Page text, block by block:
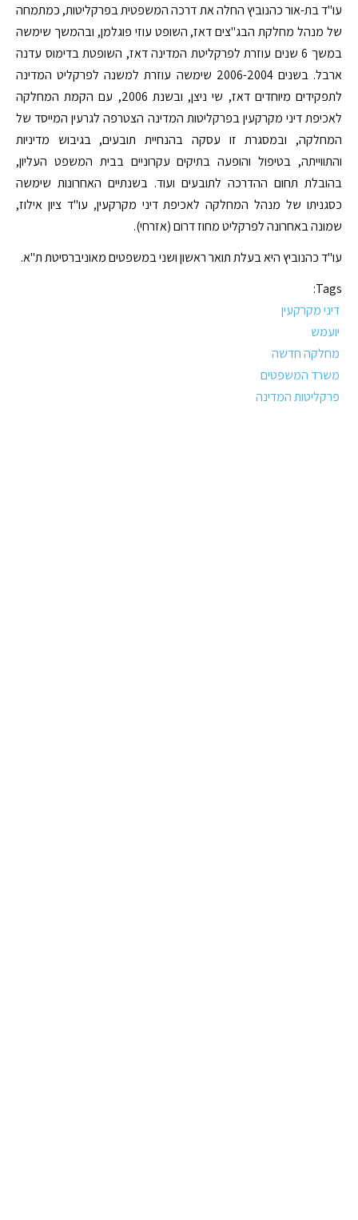
עו"ד בת-אור כהנוביץ החלה את דרכה המשפטית בפרקליטות, כמתמחה
של מנהל מחלקת הבג"צים דאז, השופט עוזי פוגלמן, ובהמשך שימשה
במשך 6 שנים עוזרת לפרקליטת המדינה דאז, השופטת בדימוס עדנה
ארבל. בשנים 2006-2004 שימשה עוזרת למשנה לפרקליט המדינה
לתפקידים מיוחדים דאז, שי ניצן, ובשנת 2006, עם הקמת המחלקה
לאכיפת דיני מקרקעין בפרקליטות המדינה הצטרפה לגרעין המייסד של
המחלקה, ובמסגרת זו עסקה בהנחיית תובעים, בגיבוש מדיניות
והתווייתה, בטיפול והופעה בתיקים עקרוניים בבית המשפט העליון,
בהובלת תחום ההדרכה לתובעים ועוד. בשנתיים האחרונות שימשה
כסגניתו של מנהל המחלקה לאכיפת דיני מקרקעין, עו"ד ציון אילוז,
שמונה באחרונה לפרקליט מחוז דרום (אזרחי).
עו"ד כהנוביץ היא בעלת תואר ראשון ושני במשפטים מאוניברסיטת ת"א.
Tags:
דיני מקרקעין
יועמש
מחלקה חדשה
משרד המשפטים
פרקליטות המדינה